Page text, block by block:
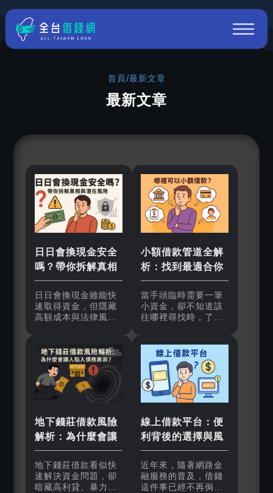
首頁/最新文章
最新文章
日日會換現金安全
嗎？帶你拆解真相
與潛在風險
日日會換現金雖能快
速取得資金，但隱藏
高額成本與法律風
析其中陷阱，並提供
小額借款、勞保貸、
線上借錢平台等更安
全的替代方案，避免
因急用錢掉入高利貸
小額借款管道全解
析：找到最適合你
的資金解決方案
當手頭臨時需要一筆
小資金，卻不知道該
往哪裡尋找時，了解
銀行的信用貸款、便
利的線上平台，還是
民間借貸，每一種方
式都有其利與弊。本
文將帶你深入探討小
額借款的各種選擇，
並分享真實感想，幫
助你找到最安心、最
合適的解決方法。
地下錢莊借款風險
解析：為什麼會讓
人陷入債務黑洞？
地下錢莊借款看似快
速解決資金問題，卻
暗藏高利貸、暴力催
線上借款平台：便
利背後的選擇與風
險
近年來，隨著網路金
融服務的普及，借錢
這件事已經不再侷限